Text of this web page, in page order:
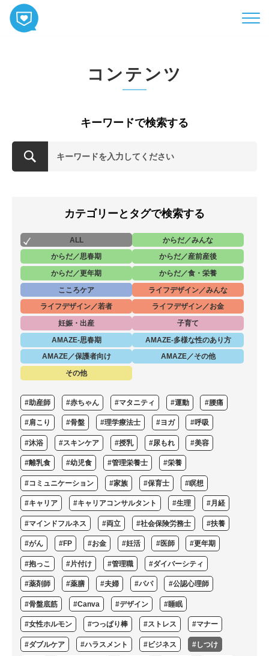
お知らせ
コンテンツ
キーワードで検索する
カテゴリーとタグで検索する
ALL
からだ／みんな
からだ／思春期
からだ／産前産後
からだ／更年期
からだ／食・栄養
こころケア
ライフデザイン／みんな
ライフデザイン／若者
ライフデザイン／お金
妊娠・出産
子育て
AMAZE-思春期
AMAZE-多様な性のあり方
AMAZE／保護者向け
AMAZE／その他
その他
#助産師 #赤ちゃん #マタニティ #運動 #腰痛
#肩こり #骨盤 #理学療法士 #ヨガ #呼吸
#沐浴 #スキンケア #授乳 #尿もれ #美容
#離乳食 #幼児食 #管理栄養士 #栄養
#コミュニケーション #家族 #保育士 #瞑想
#キャリア #キャリアコンサルタント #生理 #月経
#マインドフルネス #両立 #社会保険労務士 #扶養
#がん #FP #お金 #妊活 #医師 #更年期
#抱っこ #片付け #管理職 #ダイバーシティ
#薬剤師 #薬膳 #夫婦 #パパ #公認心理師
#骨盤底筋 #Canva #デザイン #睡眠
#女性ホルモン #つっぱり棒 #ストレス #マナー
#ダブルケア #ハラスメント #ビジネス #しつけ